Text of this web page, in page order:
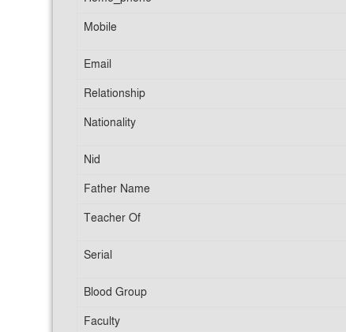
Mobile
Email
Relationship
Nationality
Nid
Father Name
Teacher Of
Serial
Blood Group
Faculty